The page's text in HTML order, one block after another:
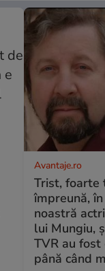
Avantaje.ro
Trist, foarte
împreună,
noastră
lui Mungiu,
TVR au
până când